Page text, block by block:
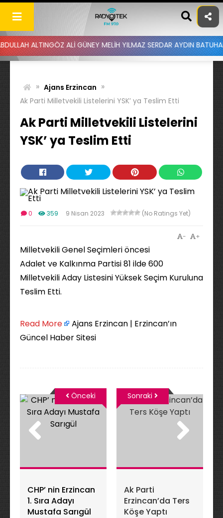
Skip
content
ALİ GÜNEY MELİH YILMAZ SERDAR AYDIN BATUHAN
» Ajans Erzincan »
Ak Parti Milletvekili Listelerini YSK’ ya Teslim Etti
Ak Parti Milletvekili Listelerini
YSK’ ya Teslim Etti
0 359 9 Nisan 2023 (No Ratings Yet)
+
-
Milletvekili Genel Seçimleri öncesi
Adalet ve Kalkınma Partisi 81 ilde 600
Milletvekili Aday Listesini Yüksek Seçim Kuruluna
Teslim Etti.
Read More
Ajans Erzincan | Erzincan’ın
Güncel Haber Sitesi
CHP’ nin Erzincan
1. Sıra Adayı
Mustafa Sarıgül
Önceki
Ak Parti
Erzincan’da Ters
Köşe Yaptı
Sonraki